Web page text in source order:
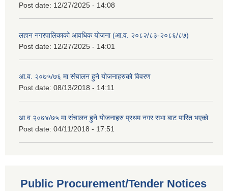
Post date: 12/27/2025 - 14:08
लहान नगरपालिकाको आवधिक योजना (आ.व. २०८२/८३-२०८६/८७)
Post date: 12/27/2025 - 14:01
आ.व. २०७५/७६ मा संचालन हुने योजनाहरुको विवरण
Post date: 08/13/2018 - 14:11
आ.व २०७४/७५ मा संचालन हुने योजनाहरु प्रथम नगर सभा बाट पारित भएको
Post date: 04/11/2018 - 17:51
Public Procurement/Tender Notices